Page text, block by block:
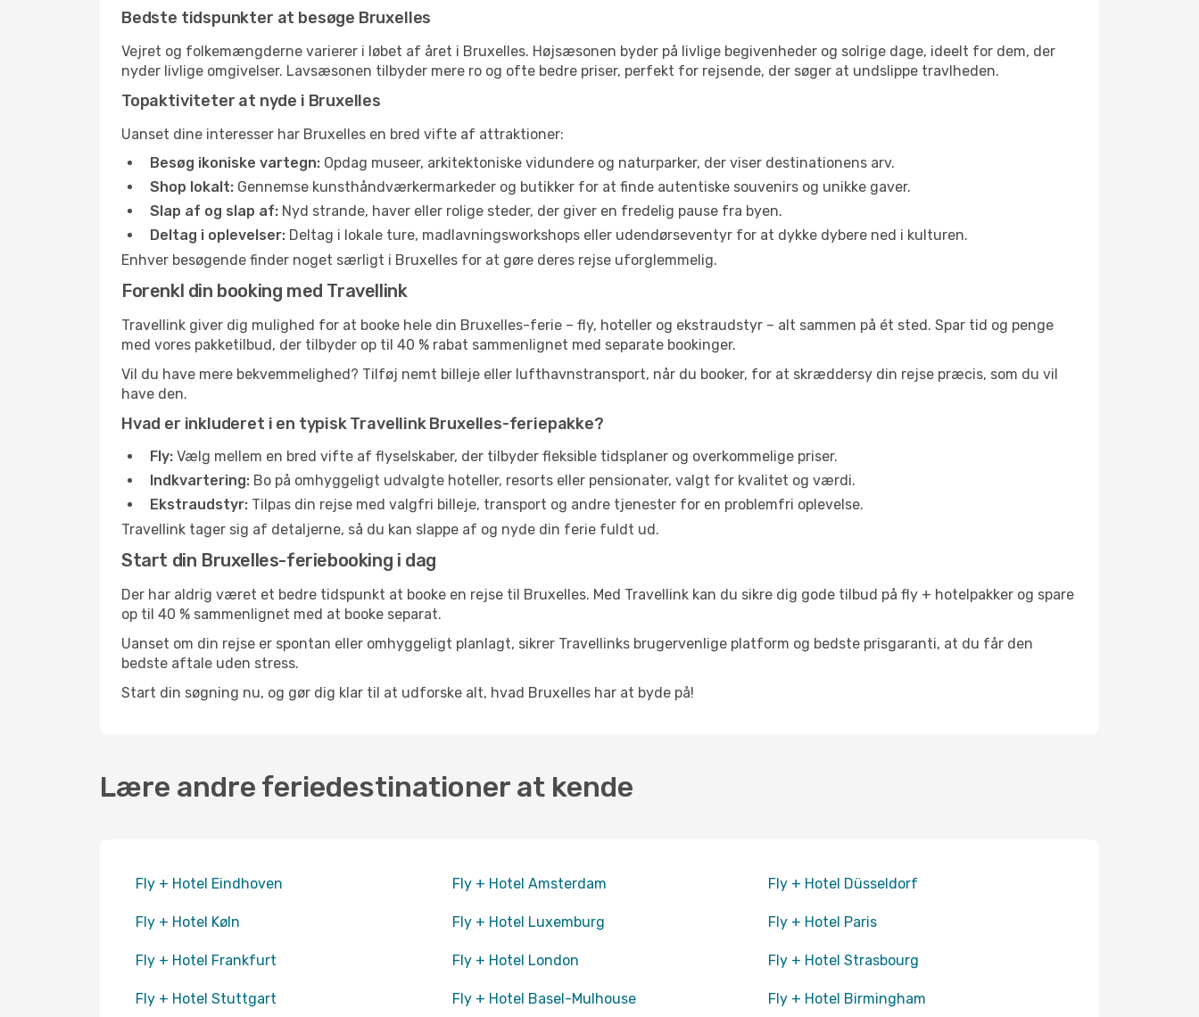
Bedste tidspunkter at besøge Bruxelles
Vejret og folkemængderne varierer i løbet af året i Bruxelles. Højsæsonen byder på livlige begivenheder og solrige dage, ideelt for dem, der
nyder livlige omgivelser. Lavsæsonen tilbyder mere ro og ofte bedre priser, perfekt for rejsende, der søger at undslippe travlheden.
Topaktiviteter at nyde i Bruxelles
Uanset dine interesser har Bruxelles en bred vifte af attraktioner:
Besøg ikoniske vartegn: Opdag museer, arkitektoniske vidundere og naturparker, der viser destinationens arv.
Shop lokalt: Gennemse kunsthåndværkermarkeder og butikker for at finde autentiske souvenirs og unikke gaver.
Slap af og slap af: Nyd strande, haver eller rolige steder, der giver en fredelig pause fra byen.
Deltag i oplevelser: Deltag i lokale ture, madlavningsworkshops eller udendørseventyr for at dykke dybere ned i kulturen.
Enhver besøgende finder noget særligt i Bruxelles for at gøre deres rejse uforglemmelig.
Forenkl din booking med Travellink
Travellink giver dig mulighed for at booke hele din Bruxelles-ferie – fly, hoteller og ekstraudstyr – alt sammen på ét sted. Spar tid og penge
med vores pakketilbud, der tilbyder op til 40 % rabat sammenlignet med separate bookinger.
Vil du have mere bekvemmelighed? Tilføj nemt billeje eller lufthavnstransport, når du booker, for at skræddersy din rejse præcis, som du vil
have den.
Hvad er inkluderet i en typisk Travellink Bruxelles-feriepakke?
Fly: Vælg mellem en bred vifte af flyselskaber, der tilbyder fleksible tidsplaner og overkommelige priser.
Indkvartering: Bo på omhyggeligt udvalgte hoteller, resorts eller pensionater, valgt for kvalitet og værdi.
Ekstraudstyr: Tilpas din rejse med valgfri billeje, transport og andre tjenester for en problemfri oplevelse.
Travellink tager sig af detaljerne, så du kan slappe af og nyde din ferie fuldt ud.
Start din Bruxelles-feriebooking i dag
Der har aldrig været et bedre tidspunkt at booke en rejse til Bruxelles. Med Travellink kan du sikre dig gode tilbud på fly + hotelpakker og spare
op til 40 % sammenlignet med at booke separat.
Uanset om din rejse er spontan eller omhyggeligt planlagt, sikrer Travellinks brugervenlige platform og bedste prisgaranti, at du får den
bedste aftale uden stress.
Start din søgning nu, og gør dig klar til at udforske alt, hvad Bruxelles har at byde på!
Lære andre feriedestinationer at kende
Fly + Hotel Eindhoven Fly + Hotel Amsterdam Fly + Hotel Düsseldorf
Fly + Hotel Køln Fly + Hotel Luxemburg Fly + Hotel Paris
Fly + Hotel Frankfurt Fly + Hotel London Fly + Hotel Strasbourg
Fly + Hotel Stuttgart Fly + Hotel Basel-Mulhouse Fly + Hotel Birmingham